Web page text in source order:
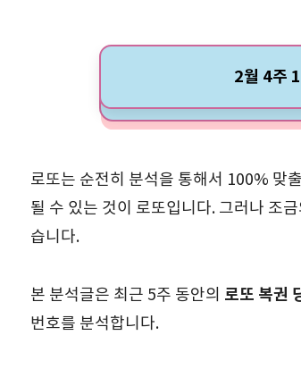
2월 4주
로또는 순전히 분석을 통해서 100% 맞
될 수 있는 것이 로또입니다. 그러나 조
습니다.
본 분석글은 최근 5주 동안의 로또 복권
번호를 분석합니다.